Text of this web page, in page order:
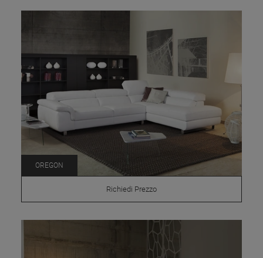
OREGON
Richiedi Prezzo